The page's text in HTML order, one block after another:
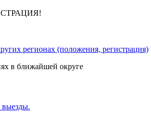
регионах (положения, регистрация)
в ближайшей округе
выезды.